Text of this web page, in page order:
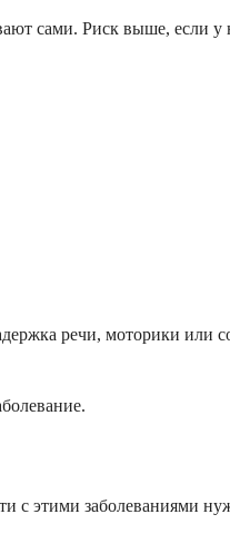
сами. Риск выше, если у
речи, моторики или
с этими заболеваниями